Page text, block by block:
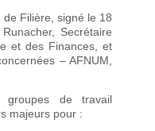
Filière, signé le 18
Secrétaire
et des Finances, et
– AFNUM,
de travail
majeurs pour :